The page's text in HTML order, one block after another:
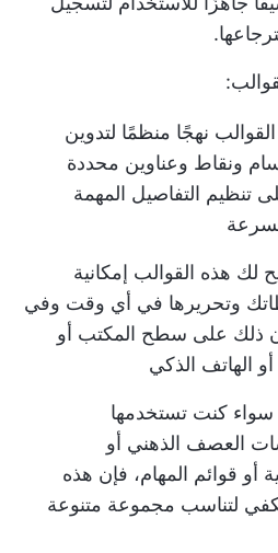
نهجًا منظمًا لتدوين
ونقاط وعناوين محددة
التفاصيل المهمة
بسرعة
لك هذه القوالب إمكانية
وتحريرها في أي وقت وفي
ذلك على سطح المكتب أو
الهاتف الذكي
سواء كنت تستخدمها
العصف الذهني أو
أو قوائم المهام، فإن هذه
لتناسب مجموعة متنوعة